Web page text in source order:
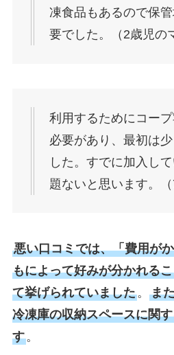
凍食品もあるので保
要でした。（2歳児の
利用するためにコー
必要があり、最初は
した。すでに加入し
題ないと思います。（
悪い口コミでは、「費用が
もによって好みが分かれる
て挙げられていました。 ま
冷凍庫の収納スペースに関
す。